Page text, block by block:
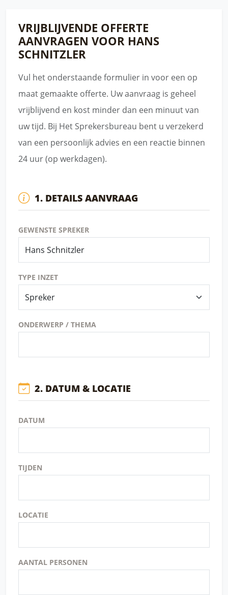
VRIJBLIJVENDE OFFERTE
AANVRAGEN VOOR HANS
SCHNITZLER
Vul het onderstaande formulier in voor een op
maat gemaakte offerte. Uw aanvraag is geheel
vrijblijvend en kost minder dan een minuut van
uw tijd. Bij Het Sprekersbureau bent u verzekerd
van een persoonlijk advies en een reactie binnen
24 uur (op werkdagen).
1. DETAILS AANVRAAG
GEWENSTE SPREKER
TYPE INZET
ONDERWERP / THEMA
2. DATUM & LOCATIE
DATUM
TIJDEN
LOCATIE
AANTAL PERSONEN